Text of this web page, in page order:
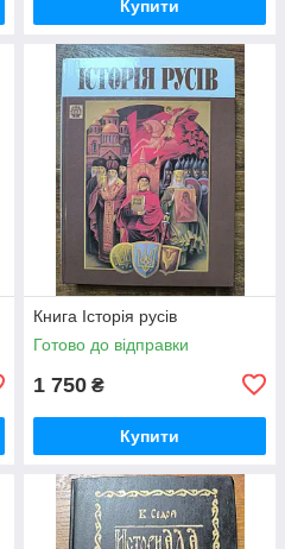
Купити
Книга Історія русiв
Готово до відправки
1 750 ₴
Купити